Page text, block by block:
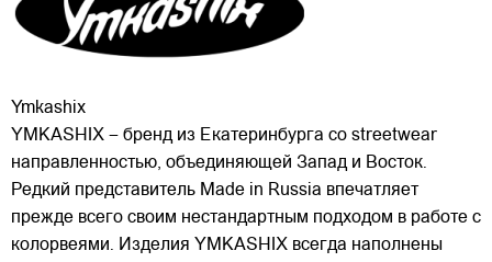
Ymkashix
YMKASHIX – бренд из Екатеринбурга со streetwear
направленностью, объединяющей Запад и Восток.
Редкий представитель Made in Russia впечатляет
прежде всего своим нестандартным подходом в работе с
колорвеями. Изделия YMKASHIX всегда наполнены